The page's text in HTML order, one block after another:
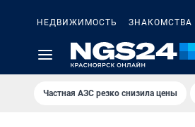
НЕДВИЖИМОСТЬ ЗНАКОМСТВА
Частная АЗС резко снизила цены